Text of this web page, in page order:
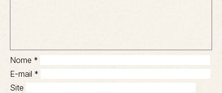
Nome *
E-mail *
Site